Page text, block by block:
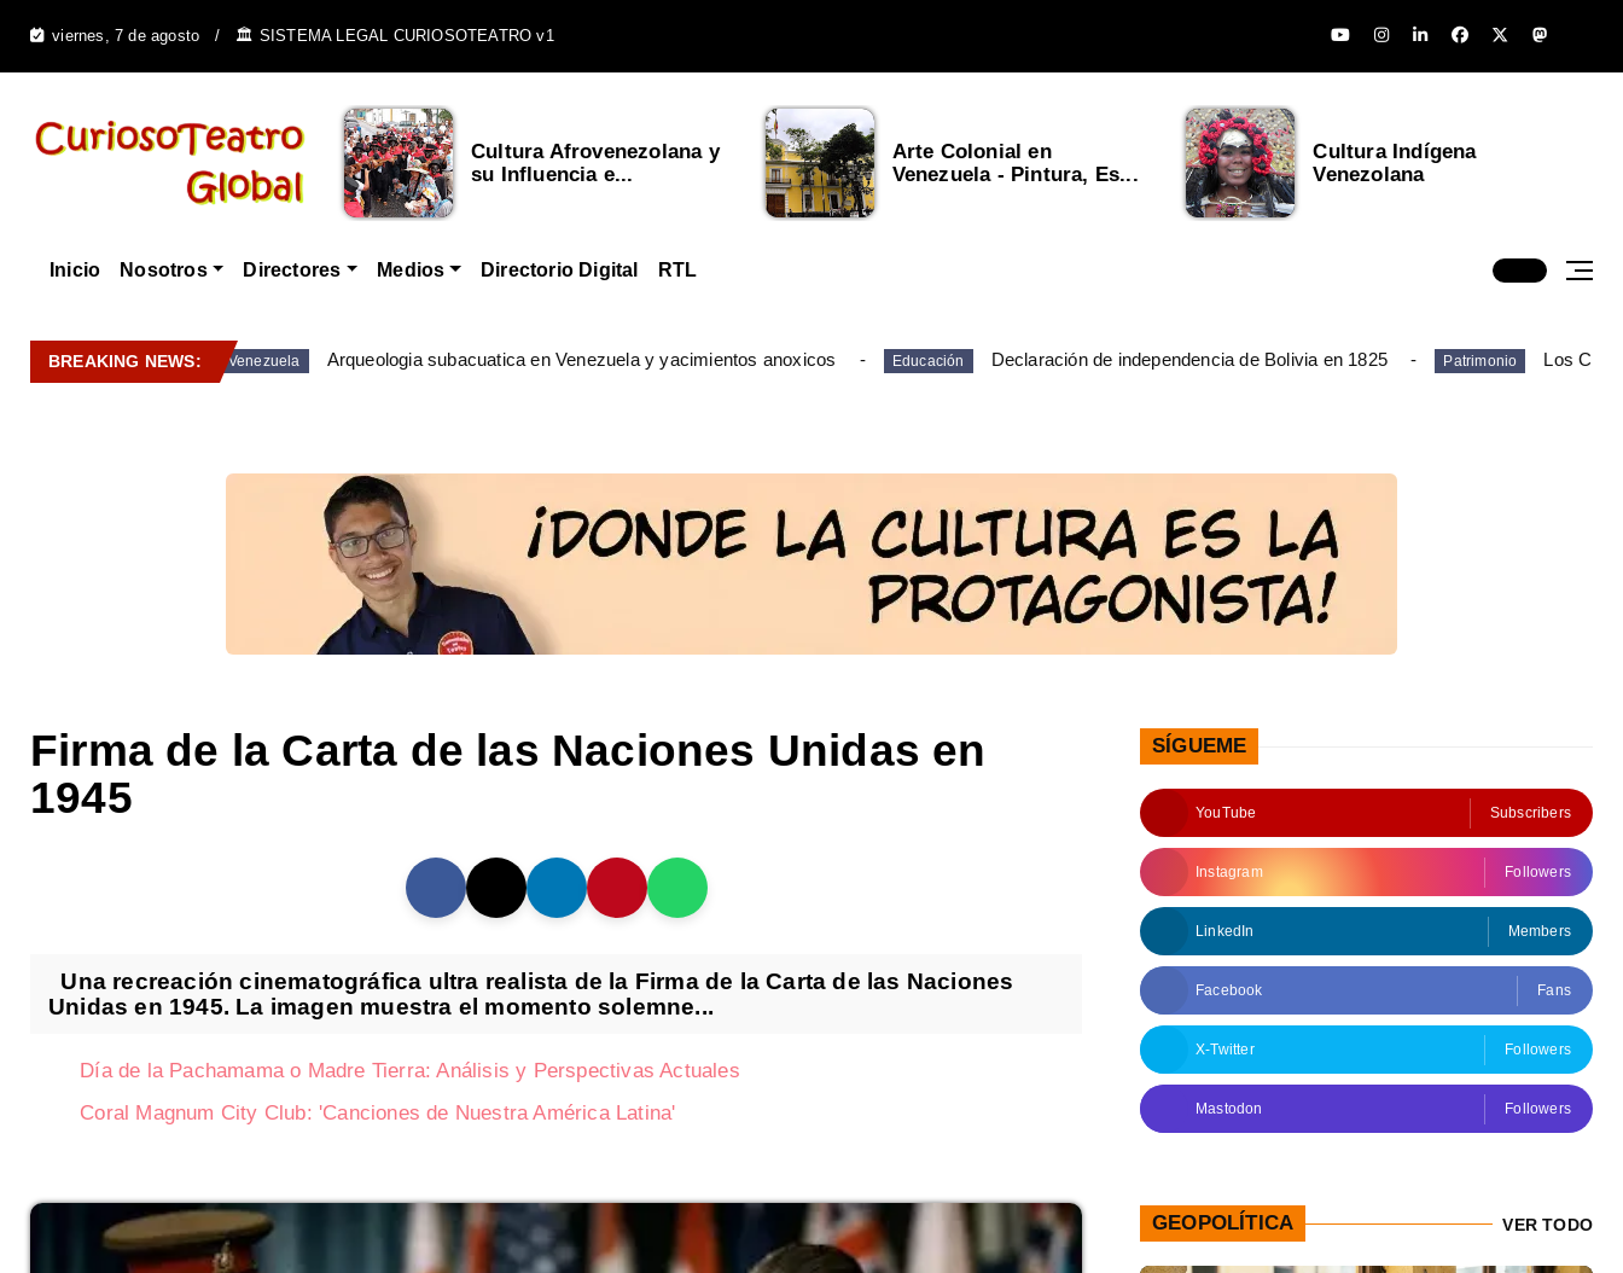
viernes, 7 de agosto 🏛️ SISTEMA LEGAL CURIOSOTEATRO v1
Cultura Afrovenezolana y
su Influencia e...
Arte Colonial en
Venezuela - Pintura, Es...
Cultura Indígena
Venezolana
El Escudo de Venezuela y
su importancia ...
Inicio Nosotros Directores Medios Directorio Digital RTL
BREAKING NEWS: Venezuela Arqueologia subacuatica en Venezuela y yacimientos anoxicos Educación Declaración de independencia de Bolivia en 1825 Patrimonio Los
Firma de la Carta de las Naciones Unidas en
1945
Una recreación cinematográfica ultra realista de la Firma de la Carta de las Naciones
Unidas en 1945. La imagen muestra el momento solemne...
Día de la Pachamama o Madre Tierra: Análisis y Perspectivas Actuales
Coral Magnum City Club: 'Canciones de Nuestra América Latina'
SÍGUEME
YouTube Subscribers
Instagram Followers
LinkedIn Members
Facebook Fans
X-Twitter Followers
Mastodon Followers
GEOPOLÍTICA VER TODO